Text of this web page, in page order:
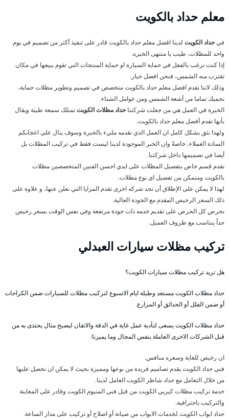
معلم حداد بالكويت
فيحداد الكويت لدينا افضل معلم حداد بالكويت قادر على تنفيذ أكثر من تصميم في يوم
واحد للمظلات، طيب يا منتهى الخبره.
إذا كنت ترغب بالفعل في حماية السيارة او حماية المنتجات التي تقوم ببيعها في مكان
تقترب منه الشمس، فنحن افضل خيار.
وذلك لاننا نقدم افضل معلم حداد بالكويت متخصص في تصميم وتطوير مظلات حماية،
تحميك تماما من أشعة الشمس ومن عوامل الشتاء.
الخبرة في العمل هي من جعلت شركتنا حداد مظلات الكويتتمتلك سمعة طيبة ويقال
بأنها تقدم أفضل معلم حداد بالكويت.
ولهذا نثق بشكل كامل ان العمل الذي نقدمه مليء بالخبرة وسوف ينال على اعجابكم
السادة العملاء، خاصةً وان الخبر الموجودة لدينا ليست فقط في تركيب المظلات بل
أيضا في تصميمها داخل شركتنا.
نقدم قسم خاص بتفصيل المظلات على ايدي احسن الفنين المتخصصين مظلات
بالكويت ومتمكن من تفصيل اي نوع مظلات.
لهذا لا يمكن على الإطلاق أن تجد شركه اخرى تقدم المزايا التي نعلن عنها، و علاوة على
ذلك السعر الرخيص المقدم مع الجودة العالية.
نحرص كل الحرص على تقديم خدمه ذات جودة مرتفعة وفي نفس الوقت بسعر رخيص
جداً يتناسب مع ظروف العميل.
تركيب مظلات سيارات العبدلي
هل تريد تركيب مظلات سيارات الكويت؟
حداد مظلات الكويت مستعد وطيلة ايام الاسبوع لتركيب مظلات للسيارات ضمن الكراجات
أو ضمن الفلل أو الحدائق أو المزارع.
حداد مظلات الكويت يسعى لتأدية عمل غاية في الدقة والاتقان ليصبح مثال يحتذى به من
قبل الشركات الاخرى العاملة بنفس المجال وما يميزنا:
ان رخيص للغاية وسعره منافس.
فني حداد الكويت يقدم تصاميم فريدة من نوعها ومميزة بحيث لا يمكن ان تحصل عليها
من خلال التعامل مع حداد شاطر الكويت العامل لدينا.
خدمة تركيب مظلات كيربي الكويت من قبل فني المنيوم الكويت وقادر على المعاينة
والتركيب باحترافية.
حداد ابواب الكويت لخدمات الابواب من صيانة أو اصلاح أو تركيب على مدار الساعة.